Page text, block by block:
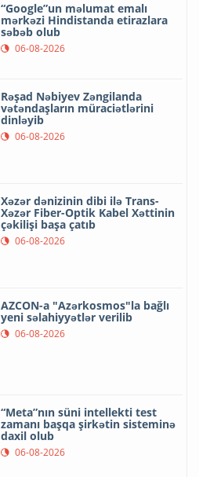
“Google”un məlumat emalı
mərkəzi Hindistanda etirazlara
səbəb olub
06-08-2026
Rəşad Nəbiyev Zəngilanda
vətəndaşların müraciətlərini
dinləyib
06-08-2026
Xəzər dənizinin dibi ilə Trans-
Xəzər Fiber-Optik Kabel Xəttinin
çəkilişi başa çatıb
06-08-2026
AZCON-a "Azərkosmos"la bağlı
yeni səlahiyyətlər verilib
06-08-2026
“Meta”nın süni intellekti test
zamanı başqa şirkətin sisteminə
daxil olub
06-08-2026